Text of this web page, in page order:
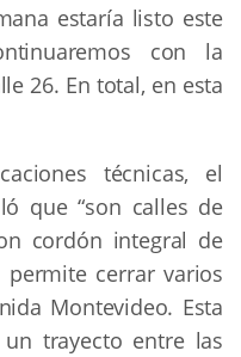
estaría listo este
con la
26. En total, en esta
técnicas, el
que “son calles de
cordón integral de
cerrar varios
Montevideo. Esta
trayecto entre las